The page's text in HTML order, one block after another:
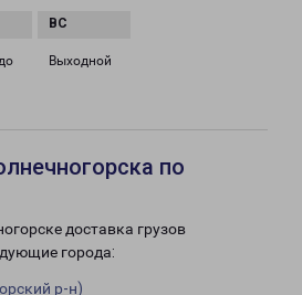
Выходной
по
доставка грузов
города:
р-н)